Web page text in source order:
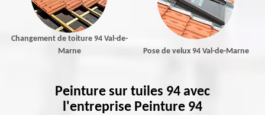
Changement de toiture 94 Val-de-
Marne
Pose de velux 94 Val-de-Marne
Peinture sur tuiles 94 avec
l'entreprise Peinture 94